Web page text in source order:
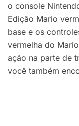
o console
Edição Mario
base e os
vermelha do
ação na parte de
você também
uma tela OLED